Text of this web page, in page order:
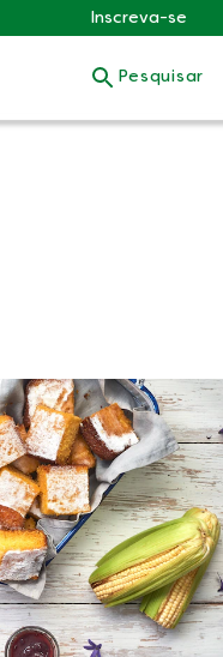
Inscreva-se
Pesquisar